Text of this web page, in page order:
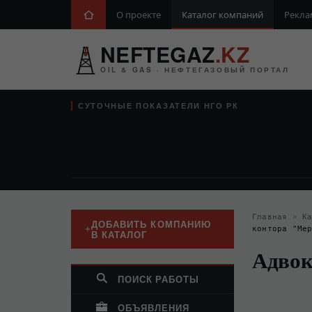
О проекте Каталог компаний
NEFTEGAZ.KZ
OIL & GAS · НЕФТЕГАЗОВЫЙ ПОРТАЛ
СУТОЧНЫЕ ПОКАЗАТЕЛИ НГО РК
ДОБАВИТЬ КОМПАНИЮ
В КАТАЛОГ
ПОИСК РАБОТЫ
ОБЪЯВЛЕНИЯ
Главная »
контора